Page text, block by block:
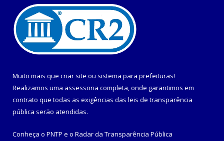
Muito mais que criar site ou sistema para prefeituras!
Realizamos uma assessoria completa, onde garantimos em
contrato que todas as exigências das leis de transparência
pública serão atendidas.
Conheça o PNTP e o Radar da Transparência Pública